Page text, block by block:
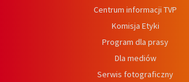
Centrum informacji TVP
Komisja Etyki
Program dla prasy
Dla mediów
Serwis fotograficzny